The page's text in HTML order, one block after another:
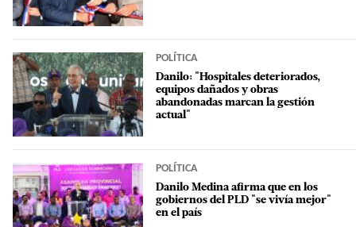
POLÍTICA
Danilo: "Hospitales deteriorados,
equipos dañados y obras
abandonadas marcan la gestión
actual"
POLÍTICA
Danilo Medina afirma que en los
gobiernos del PLD "se vivía mejor"
en el país